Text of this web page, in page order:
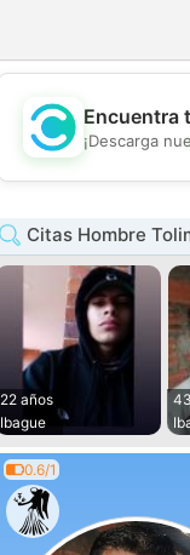
Encuentra
¡Descarga
Citas Hombre
22 años
Ibague
0.6/1